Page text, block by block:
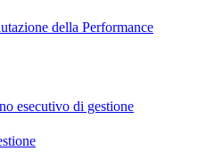
della Performance
esecutivo di gestione